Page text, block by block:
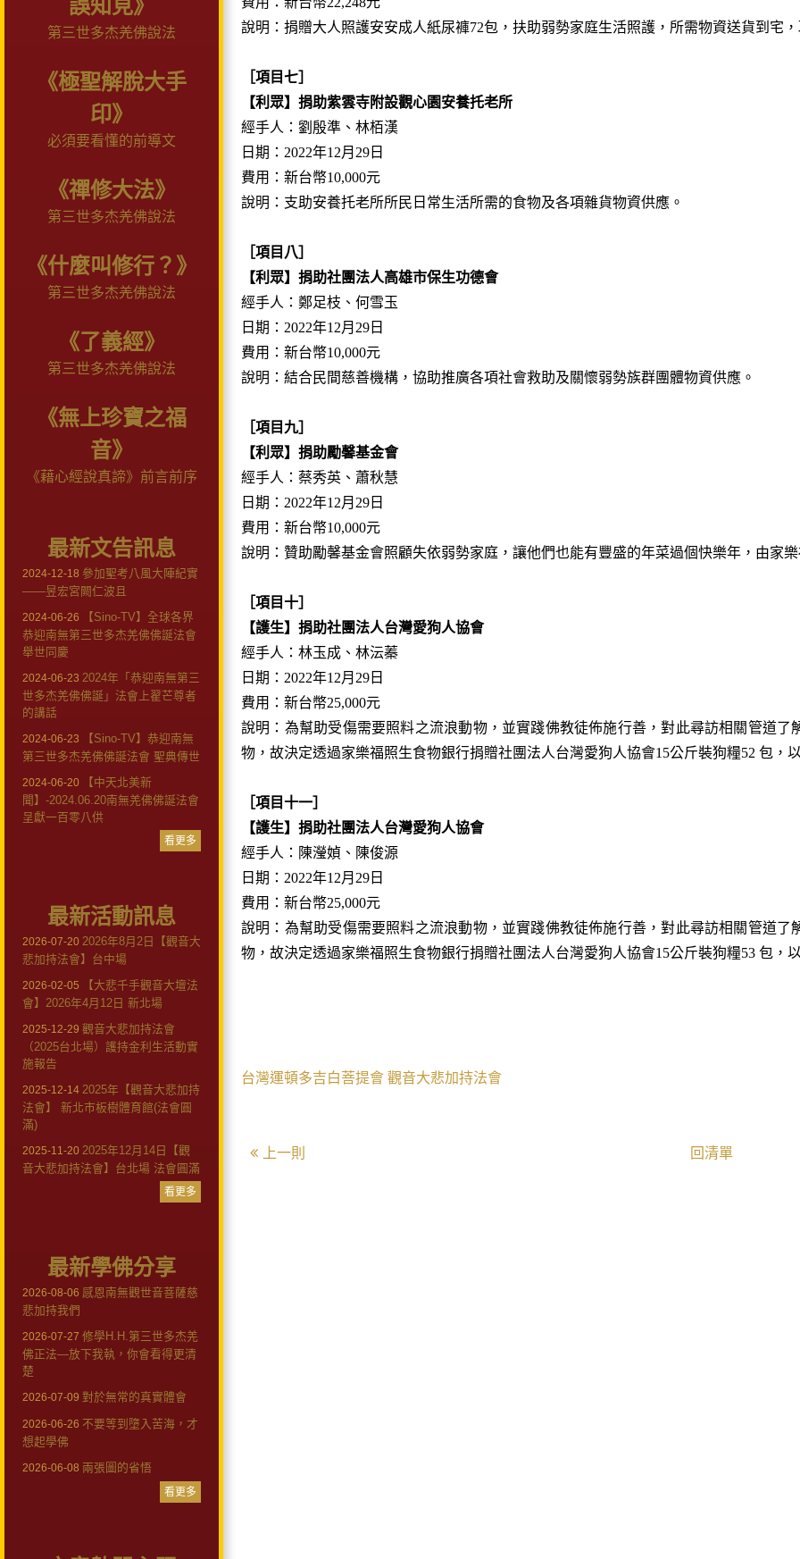
誤知見》
第三世多杰羌佛說法
《極聖解脫大手
印》
必須要看懂的前導文
《禪修大法》
第三世多杰羌佛說法
《什麼叫修行？》
第三世多杰羌佛說法
《了義經》
第三世多杰羌佛說法
《無上珍寶之福
音》
《藉心經說真諦》前言前序
最新文告訊息
2024-12-18 參加聖考八風大陣紀實
——昱宏宮闕仁波且
2024-06-26
【Sino-TV】全球各界
恭迎南無第三世多杰羌佛佛誕法會
舉世同慶
2024-06-23 2024年「恭迎南無第三
世多杰羌佛佛誕」法會上翟芒尊者
的講話
2024-06-23
【Sino-TV】恭迎南無
第三世多杰羌佛佛誕法會 聖典傳世
2024-06-20
【中天北美新
聞】-2024.06.20南無羌佛佛誕法會
呈獻一百零八供
看更多
最新活動訊息
2026-07-20 2026年8月2日【觀音大
悲加持法會】台中場
2026-02-05
【大悲千手觀音大壇法
會】2026年4月12日 新北場
2025-12-29 觀音大悲加持法會
（2025台北場）護持金利生活動實
施報告
2025-12-14 2025年【觀音大悲加持
法會】 新北市板樹體育館(法會圓
滿)
2025-11-20 2025年12月14日【觀
音大悲加持法會】台北場 法會圓滿
看更多
最新學佛分享
2026-08-06 感恩南無觀世音菩薩慈
悲加持我們
2026-07-27 修學H.H.第三世多杰羌
佛正法—放下我執，你會看得更清
楚
2026-07-09 對於無常的真實體會
2026-06-26 不要等到墮入苦海，才
想起學佛
2026-06-08 兩張圖的省悟
看更多
說明：捐贈大人照護安安成人紙尿褲72包，扶助弱勢家庭生活照護，所需物資送貨到宅
［項目七］
【利眾】捐助紫雲寺附設觀心園安養托老所
經手人：劉殷準、林栢漢
日期：2022年12月29日
費用：新台幣10,000元
說明：支助安養托老所所民日常生活所需的食物及各項雜貨物資供應。
［項目八］
【利眾】捐助社團法人高雄市保生功德會
經手人：鄭足枝、何雪玉
日期：2022年12月29日
費用：新台幣10,000元
說明：結合民間慈善機構，協助推廣各項社會救助及關懷弱勢族群團體物資供應。
［項目九］
【利眾】捐助勵馨基金會
經手人：蔡秀英、蕭秋慧
日期：2022年12月29日
費用：新台幣10,000元
說明：贊助勵馨基金會照顧失依弱勢家庭，讓他們也能有豐盛的年菜過個快樂年，由家
［項目十］
【護生】捐助社團法人台灣愛狗人協會
經手人：林玉成、林沄蓁
日期：2022年12月29日
費用：新台幣25,000元
說明：為幫助受傷需要照料之流浪動物，並實踐佛教徒佈施行善，對此尋訪相關管道
物，故決定透過家樂福照生食物銀行捐贈社團法人台灣愛狗人協會15公斤裝狗糧52 包，
［項目十一］
【護生】捐助社團法人台灣愛狗人協會
經手人：陳瀅媜、陳俊源
日期：2022年12月29日
費用：新台幣25,000元
說明：為幫助受傷需要照料之流浪動物，並實踐佛教徒佈施行善，對此尋訪相關管道
物，故決定透過家樂福照生食物銀行捐贈社團法人台灣愛狗人協會15公斤裝狗糧53 包，
台灣運頓多吉白菩提會 觀音大悲加持法會
上一則 回清單